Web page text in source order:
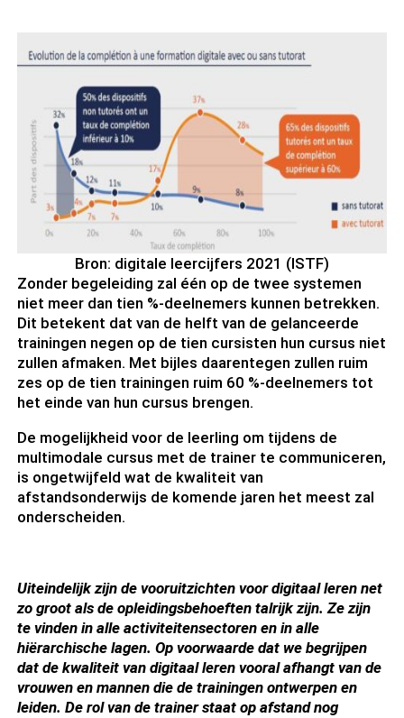
Bron: digitale leercijfers 2021 (ISTF)
Zonder begeleiding zal één op de twee systemen
niet meer dan tien %-deelnemers kunnen betrekken.
Dit betekent dat van de helft van de gelanceerde
trainingen negen op de tien cursisten hun cursus niet
zullen afmaken. Met bijles daarentegen zullen ruim
zes op de tien trainingen ruim 60 %-deelnemers tot
het einde van hun cursus brengen.
De mogelijkheid voor de leerling om tijdens de
multimodale cursus met de trainer te communiceren,
is ongetwijfeld wat de kwaliteit van
afstandsonderwijs de komende jaren het meest zal
onderscheiden.
Uiteindelijk zijn de vooruitzichten voor digitaal leren net
zo groot als de opleidingsbehoeften talrijk zijn. Ze zijn
te vinden in alle activiteitensectoren en in alle
hiërarchische lagen. Op voorwaarde dat we begrijpen
dat de kwaliteit van digitaal leren vooral afhangt van de
vrouwen en mannen die de trainingen ontwerpen en
leiden. De rol van de trainer staat op afstand nog